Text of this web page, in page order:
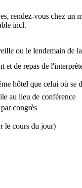
rendez-vous chez un
incl.
ou le lendemain de
et de repas de
hôtel que celui où se
au lieu de conférence
congrès
le cours du jour)